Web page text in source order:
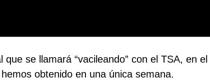
se llamará “vacileando” con el TSA, en el
obtenido en una única semana.